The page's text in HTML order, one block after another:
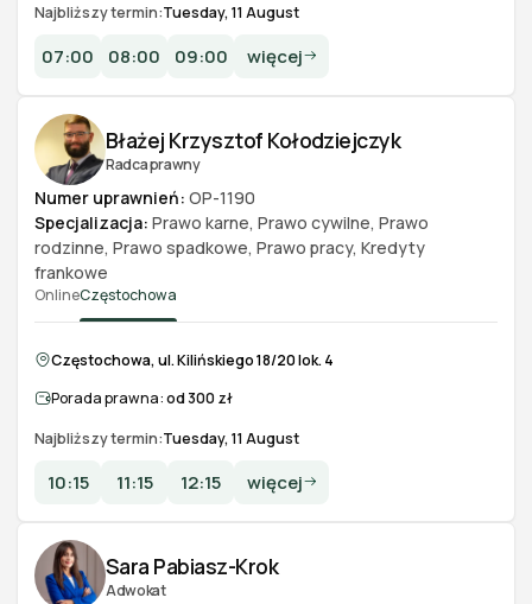
Najbliższy termin:Tuesday, 11 August
07:00 08:00 09:00 więcej
Radca prawny
Błażej Krzysztof Kołodziejczyk
Numer uprawnień: OP-1190
Specjalizacja: Prawo karne, Prawo cywilne, Prawo
rodzinne, Prawo spadkowe, Prawo pracy, Kredyty
frankowe
OnlineCzęstochowa
Częstochowa, ul. Kilińskiego 18/20 lok. 4
Porada prawna:od 300 zł
Najbliższy termin:Tuesday, 11 August
10:15 11:15 12:15 więcej
Adwokat
Sara Pabiasz-Krok